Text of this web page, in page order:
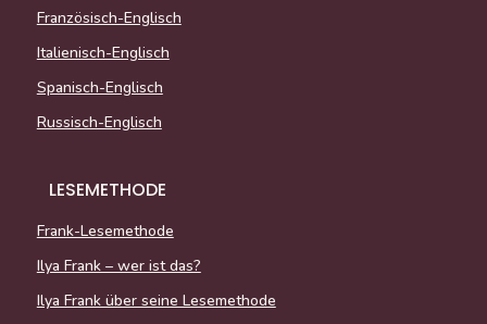
Französisch-Englisch
Italienisch-Englisch
Spanisch-Englisch
Russisch-Englisch
LESEMETHODE
Frank-Lesemethode
Ilya Frank – wer ist das?
Ilya Frank über seine Lesemethode